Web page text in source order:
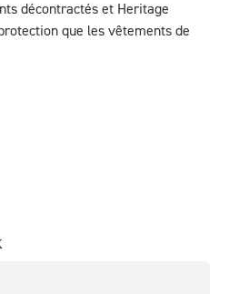
décontractés et Heritage
que les vêtements de